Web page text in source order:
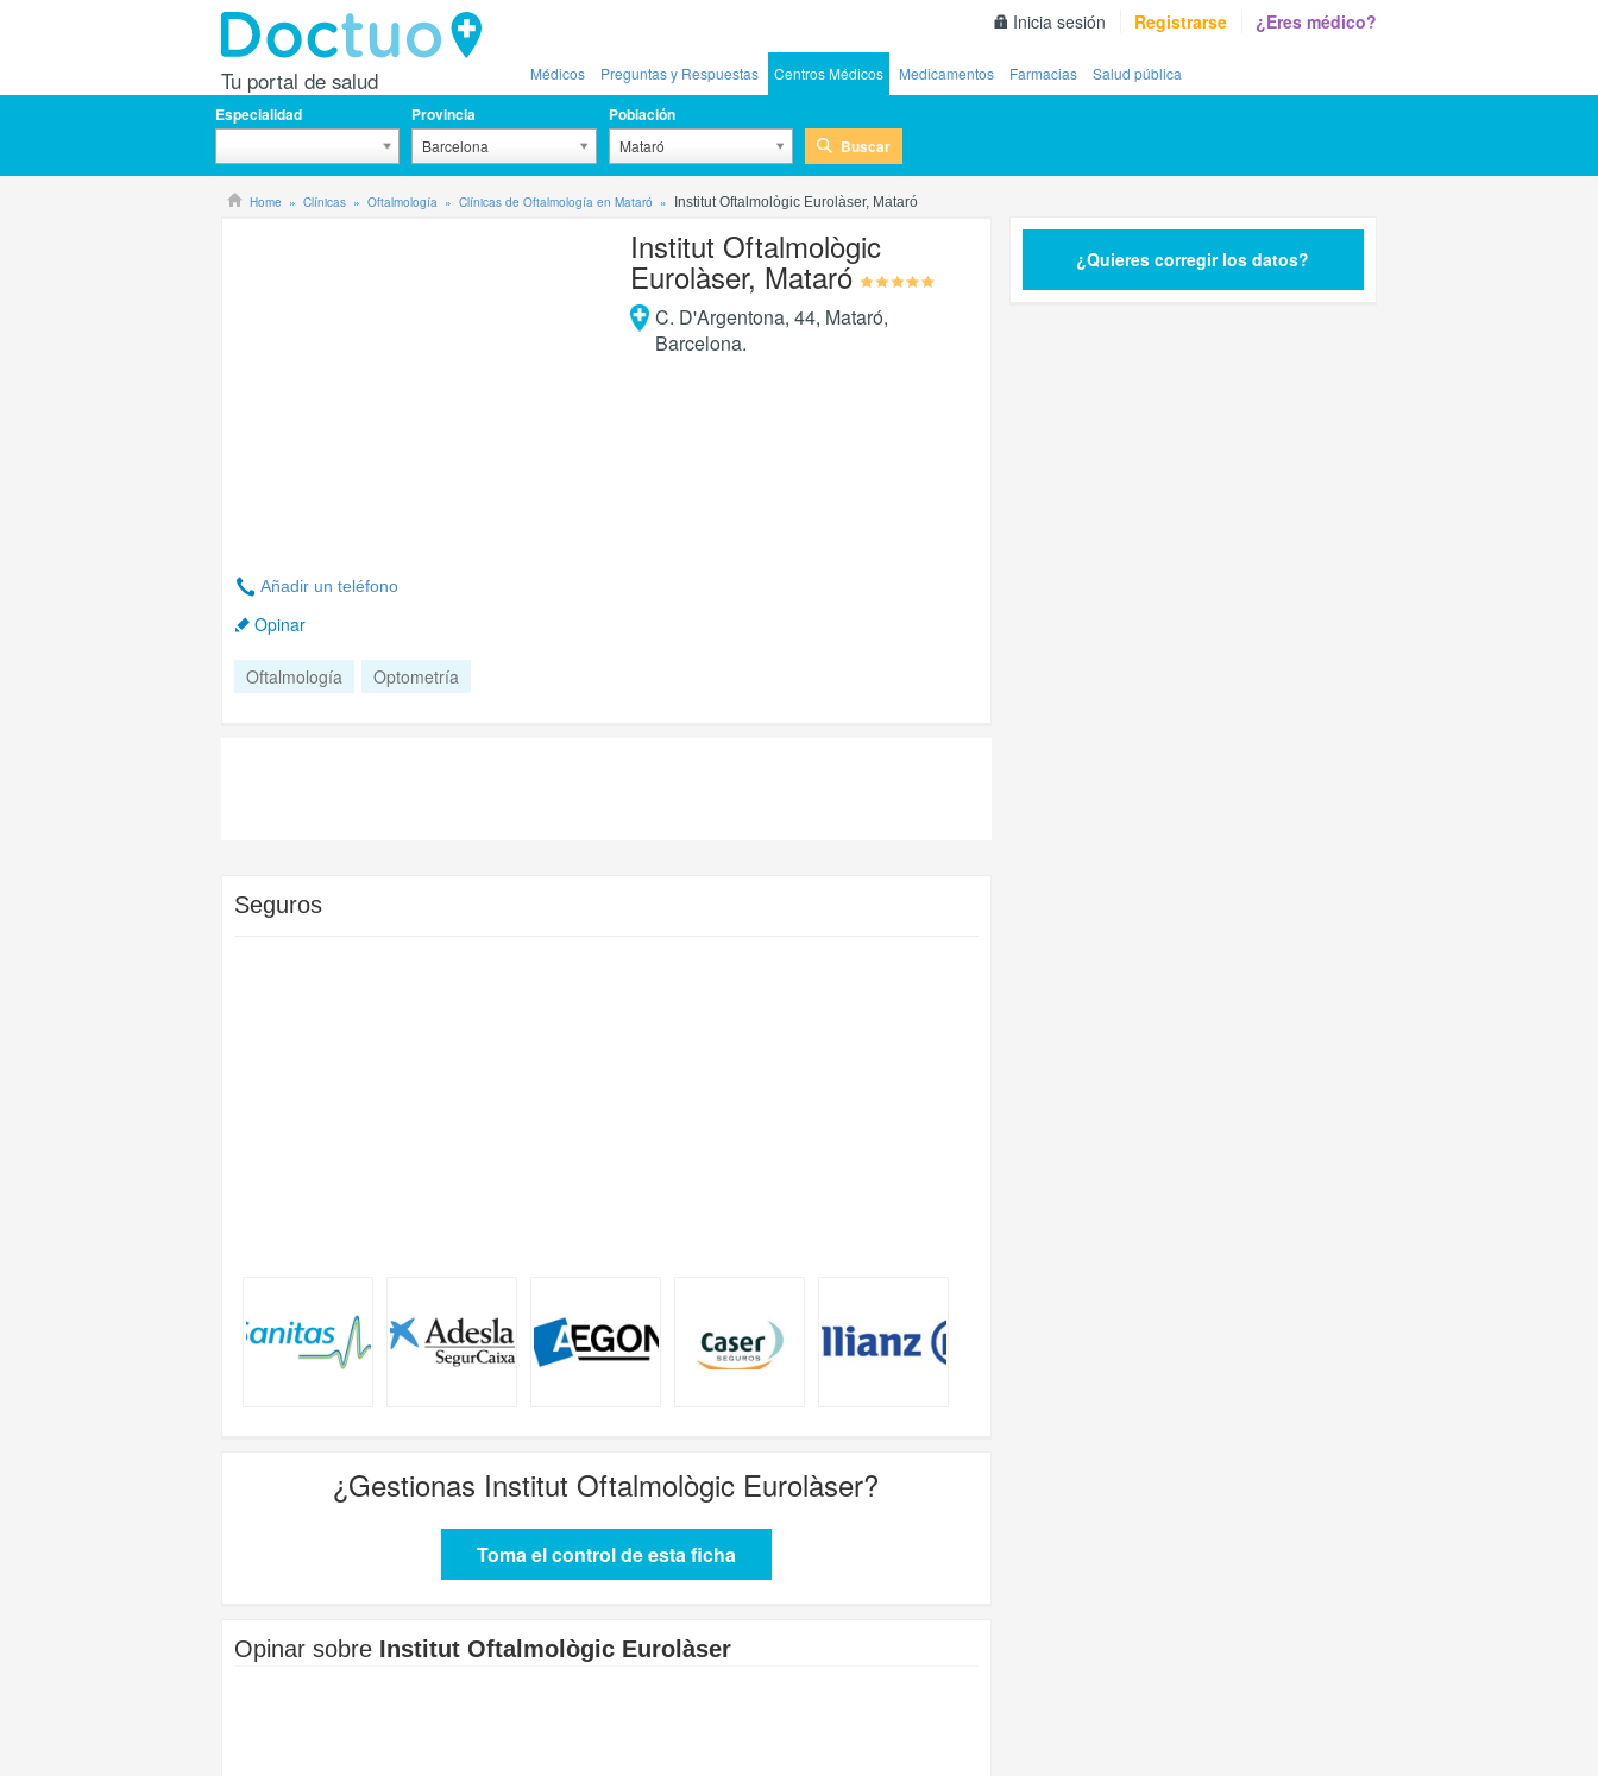
Tu portal de salud
Inicia sesión Registrarse ¿Eres médico?
Médicos Preguntas y Respuestas Centros Médicos Medicamentos Farmacias Salud pública
Especialidad Provincia
Barcelona
Población
Mataró Buscar
Home Clínicas Oftalmología Clínicas de Oftalmología en Mataró Institut Oftalmològic Eurolàser, Mataró
Añadir un teléfono
Opinar
Institut Oftalmològic
Eurolàser, Mataró
C. D'Argentona, 44, Mataró,
Barcelona.
Oftalmología Optometría
Seguros
¿Gestionas Institut Oftalmològic Eurolàser?
Toma el control de esta ficha
Opinar sobre Institut Oftalmològic Eurolàser
¿Quieres corregir los datos?